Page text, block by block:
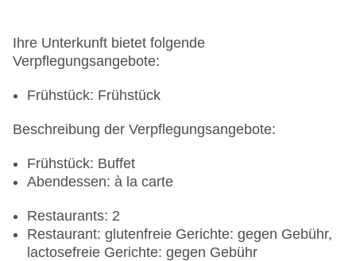
Ihre Unterkunft bietet folgende
Verpflegungsangebote:
Frühstück: Frühstück
Beschreibung der Verpflegungsangebote:
Frühstück: Buffet
Abendessen: à la carte
Restaurants: 2
Restaurant: glutenfreie Gerichte: gegen Gebühr,
lactosefreie Gerichte: gegen Gebühr